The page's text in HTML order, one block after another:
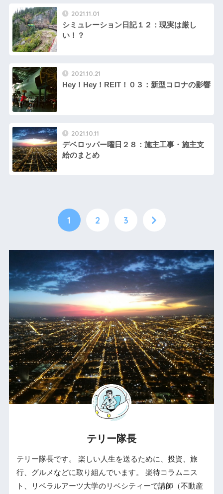
2021.11.01
シミュレーション日記１２：現実は厳し
い！？
2021.10.21
Hey！Hey！REIT！０３：新型コロナの影響
2021.10.11
デベロッパー曜日２８：施主工事・施主支
給のまとめ
1 2 3
テリー隊長
テリー隊長です。 楽しい人生を送るために、投資、旅
行、グルメなどに取り組んでいます。 楽待コラムニス
ト、リベラルアーツ大学のリベシティーで講師（不動産